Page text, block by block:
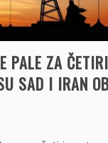
PALE ZA
SAD I IRAN